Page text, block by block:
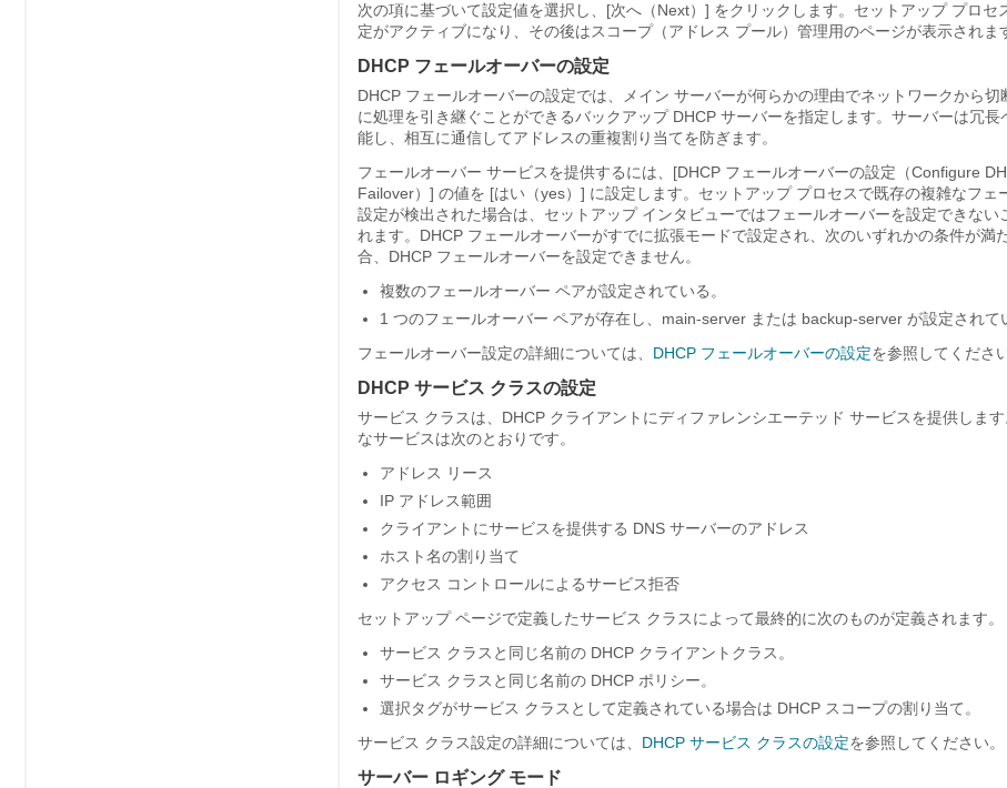
次の項に基づいて設定値を選択し、[次へ（Next） ] をクリックします。セットアップ プロセ
定がアクティブになり、その後はスコープ（アドレス プール）管理用のページが表示されま
DHCP フェールオーバーの設定
DHCP フェールオーバーの設定では、メイン サーバーが何らかの理由でネットワークから切
に処理を引き継ぐことができるバックアップ DHCP サーバーを指定します。サーバーは冗長
能し、相互に通信してアドレスの重複割り当てを防ぎます。
フェールオーバー サービスを提供するには、[DHCP フェールオーバーの設定（Configure
Failover）] の値を [はい（yes） ] に設定します。セットアップ プロセスで既存の複雑なフェ
設定が検出された場合は、セットアップ インタビューではフェールオーバーを設定できない
れます。DHCP フェールオーバーがすでに拡張モードで設定され、次のいずれかの条件が満
合、DHCP フェールオーバーを設定できません。
複数のフェールオーバー ペアが設定されている。
1 つのフェールオーバー ペアが存在し、main-server または backup-server が設定されて
フェールオーバー設定の詳細については、 DHCP フェールオーバーの設定を参照してください
DHCP サービス クラスの設定
サービス クラスは、DHCP クライアントにディファレンシエーテッド サービスを提供しま
なサービスは次のとおりです。
アドレス リース
IP アドレス範囲
クライアントにサービスを提供する DNS サーバーのアドレス
ホスト名の割り当て
アクセス コントロールによるサービス拒否
セットアップ ページで定義したサービス クラスによって最終的に次のものが定義されます。
サービス クラスと同じ名前の DHCP クライアントクラス。
サービス クラスと同じ名前の DHCP ポリシー。
選択タグがサービス クラスとして定義されている場合は DHCP スコープの割り当て。
サービス クラス設定の詳細については、 DHCP サービス クラスの設定を参照してください。
サーバー ロギング モード